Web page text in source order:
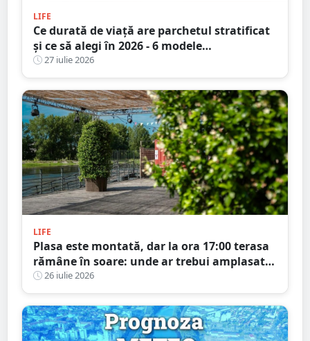
LIFE
Ce durată de viață are parchetul stratificat
și ce să alegi în 2026 - 6 modele
recomandate pentru un design durabil
27 iulie 2026
LIFE
Plasa este montată, dar la ora 17:00 terasa
rămâne în soare: unde ar trebui amplasată,
de fapt?
26 iulie 2026